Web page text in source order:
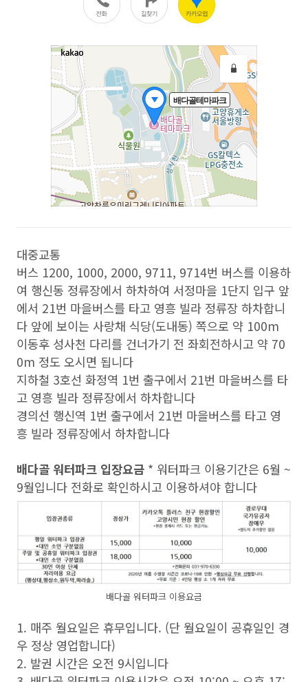
대중교통
버스 1200, 1000, 2000, 9711, 9714번 버스를 이용하
여 행신동 정류장에서 하차하여 서정마을 1단지 입구 앞
에서 21번 마을버스를 타고 영흥 빌라 정류장 하차합니
다 앞에 보이는 사랑채 식당(도내동) 쪽으로 약 100m
이동후 성사천 다리를 건너가기 전 좌회전하시고 약 70
0m 정도 오시면 됩니다
지하철 3호선 화정역 1번 출구에서 21번 마을버스를 타
고 영흥 빌라 정류장에서 하차합니다
경의선 행신역 1번 출구에서 21번 마을버스를 타고 영
흥 빌라 정류장에서 하차합니다
배다골 워터파크 입장요금 * 워터파크 이용기간은 6월 ~
9월입니다 전화로 확인하시고 이용하셔야 합니다
배다골 워터파크 이용요금
1. 매주 월요일은 휴무입니다. (단 월요일이 공휴일인 경
우 정상 영업합니다)
2. 발권 시간은 오전 9시입니다